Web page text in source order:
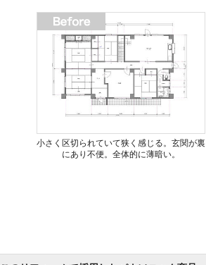
小さく区切られていて狭く感じる。玄関が裏
にあり不便。全体的に薄暗い。